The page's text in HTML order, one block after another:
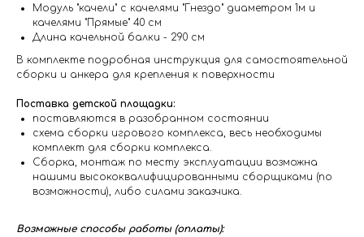
Модуль "качели" с качелями "Гнездо" диаметром 1м и
качелями "Прямые" 40 см
Длина качельной балки - 290 см
В комплекте подробная инструкция для самостоятельной
сборки и анкера для крепления к поверхности
Поставка детской площадки:
поставляются в разобранном состоянии
схема сборки игрового комплекса, весь необходимы
комплект для сборки комплекса.
Сборка, монтаж по месту эксплуатации возможна
нашими высококвалифицированными сборщиками (по
возможности), либо силами заказчика.
Возможные способы работы (оплаты):